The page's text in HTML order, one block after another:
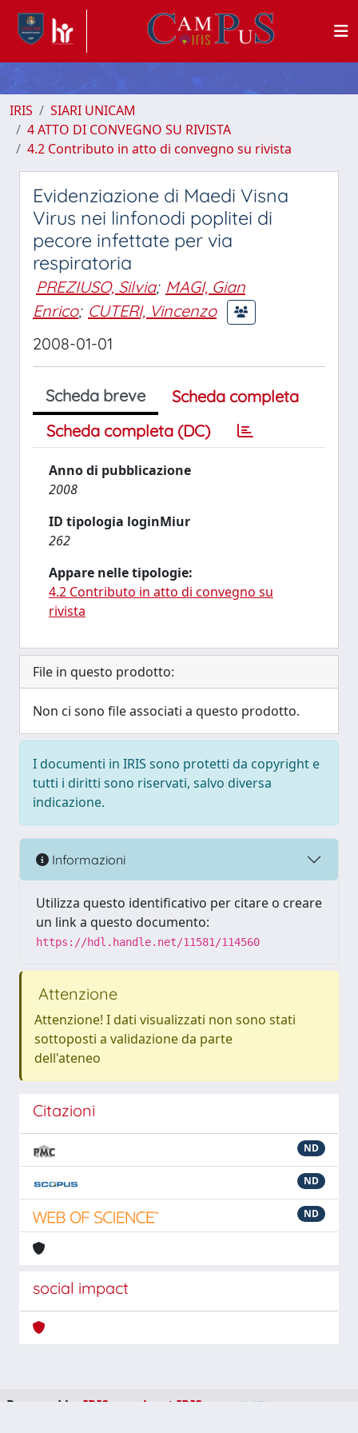
IRIS
SIARI UNICAM
4 ATTO DI CONVEGNO SU RIVISTA
4.2 Contributo in atto di convegno su rivista
Evidenziazione di Maedi Visna
Virus nei linfonodi poplitei di
pecore infettate per via
respiratoria
PREZIUSO, Silvia; MAGI, Gian
Enrico; CUTERI, Vincenzo
2008-01-01
Scheda breve
Scheda completa
Scheda completa (DC)
Anno di pubblicazione
2008
ID tipologia loginMiur
262
Appare nelle tipologie:
4.2 Contributo in atto di convegno su
rivista
File in questo prodotto:
Non ci sono file associati a questo prodotto.
I documenti in IRIS sono protetti da copyright e
tutti i diritti sono riservati, salvo diversa
indicazione.
Informazioni
Utilizza questo identificativo per citare o creare
un link a questo documento:
https://hdl.handle.net/11581/114560
Attenzione
Attenzione! I dati visualizzati non sono stati
sottoposti a validazione da parte
dell'ateneo
Citazioni
ND
ND
ND
social impact
Powered by IRIS about IRIS